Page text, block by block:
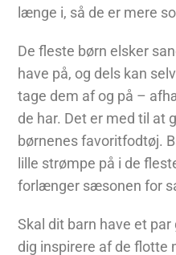
længe i, så de er mere
De fleste børn elsker
have på, og dels kan
tage dem af og på –
de har. Det er med til at
børnenes favoritfodtøj.
lille strømpe på i de
forlænger sæsonen for
Skal dit barn have et par
dig inspirere af de flotte